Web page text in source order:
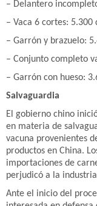
– Delantero
– Vaca 6 cortes: 5.300
– Garrón y brazuelo:
– Conjunto completo
– Garrón con hueso:
Salvaguardia
El gobierno chino
en materia de
vacuna provenientes
productos en China.
importaciones de
perjudicó a la
Ante el inicio del